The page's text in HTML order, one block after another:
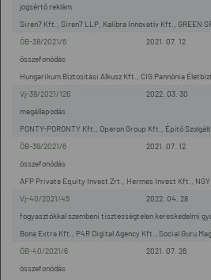
Siren7 Kft., Siren7 LLP, Kalibra Innovatív Kft., GREEN
jogsértő reklám
2021. 07. 12
ÖB-38/2021/6
Hungarikum Biztosítási Alkusz Kft., CIG Pannónia
összefonódás
2022. 03. 30
Vj-39/2021/126
PONTY-PORONTY Kft., Operon Group Kft., Építő
megállapodás
2021. 07. 12
ÖB-39/2021/6
AFP Private Equity Invest Zrt., Hermes Invest Kft.,
összefonódás
2022. 04. 28
Vj-40/2021/45
Bona Extra Kft., P4R Digital Agency Kft., Social Guru
fogyasztókkal szembeni tisztességtelen kereskedelmi
2021. 07. 26
ÖB-40/2021/6
összefonódás